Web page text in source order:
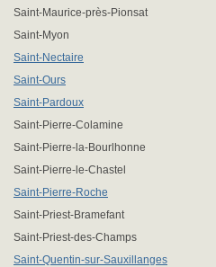
Saint-Maurice-près-Pionsat
Saint-Myon
Saint-Nectaire
Saint-Ours
Saint-Pardoux
Saint-Pierre-Colamine
Saint-Pierre-la-Bourlhonne
Saint-Pierre-le-Chastel
Saint-Pierre-Roche
Saint-Priest-Bramefant
Saint-Priest-des-Champs
Saint-Quentin-sur-Sauxillanges